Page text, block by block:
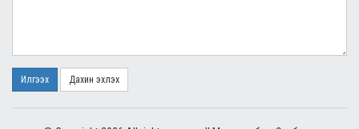
Илгээх Дахин эхлэх